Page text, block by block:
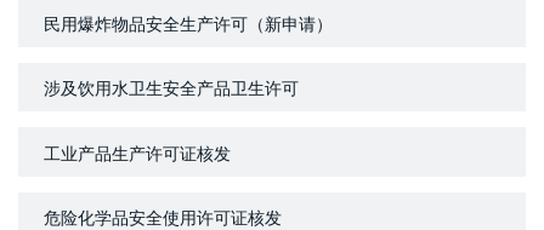
民用爆炸物品安全生产许可（新申请）
涉及饮用水卫生安全产品卫生许可
工业产品生产许可证核发
危险化学品安全使用许可证核发